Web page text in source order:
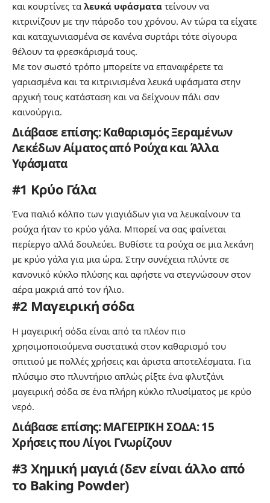
και κουρτίνες τα λευκά υφάσματα τείνουν να
κιτρινίζουν με την πάροδο του χρόνου. Αν τώρα τα είχατε
και καταχωνιασμένα σε κανένα συρτάρι τότε σίγουρα
θέλουν τα φρεσκάρισμά τους.
Με τον σωστό τρόπο μπορείτε να επαναφέρετε τα
γαριασμένα και τα κιτρινισμένα λευκά υφάσματα στην
αρχική τους κατάσταση και να δείχνουν πάλι σαν
καινούργια.
Διάβασε επίσης:Καθαρισμός Ξεραμένων
Λεκέδων Αίματος από Ρούχα και Άλλα
Υφάσματα
#1 Κρύο Γάλα
Ένα παλιό κόλπο των γιαγιάδων για να λευκαίνουν τα
ρούχα ήταν το κρύο γάλα. Μπορεί να σας φαίνεται
περίεργο αλλά δουλεύει. Βυθίστε τα ρούχα σε μια λεκάνη
με κρύο γάλα για μια ώρα. Στην συνέχεια πλύντε σε
κανονικό κύκλο πλύσης και αφήστε να στεγνώσουν στον
αέρα μακριά από τον ήλιο.
#2 Μαγειρική σόδα
Η μαγειρική σόδα είναι από τα πλέον πιο
χρησιμοποιούμενα συστατικά στον καθαρισμό του
σπιτιού με πολλές χρήσεις και άριστα αποτελέσματα. Για
πλύσιμο στο πλυντήριο απλώς ρίξτε ένα φλυτζάνι
μαγειρική σόδα σε ένα πλήρη κύκλο πλυσίματος με κρύο
νερό.
Διάβασε επίσης:ΜΑΓΕΙΡΙΚΗ ΣΟΔΑ: 15
Χρήσεις που Λίγοι Γνωρίζουν
#3 Χημική μαγιά (δεν είναι άλλο από
το Baking Powder)